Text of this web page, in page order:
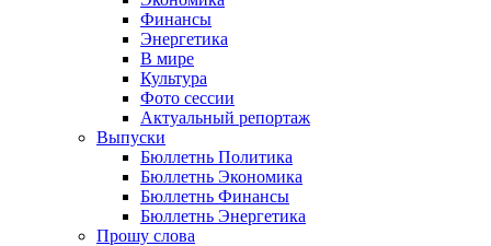
Финансы
Энергетика
В мире
Культура
Фото сессии
Актуальный репортаж
Выпуски
Бюллетнь Политика
Бюллетнь Экономика
Бюллетнь Финансы
Бюллетнь Энергетика
Прошу слова